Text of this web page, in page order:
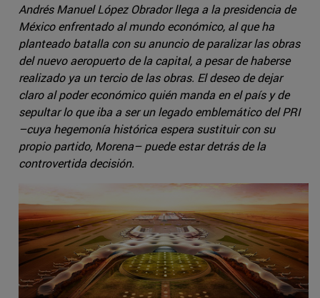
Andrés Manuel López Obrador llega a la presidencia de
México enfrentado al mundo económico, al que ha
planteado batalla con su anuncio de paralizar las obras
del nuevo aeropuerto de la capital, a pesar de haberse
realizado ya un tercio de las obras. El deseo de dejar
claro al poder económico quién manda en el país y de
sepultar lo que iba a ser un legado emblemático del PRI
–cuya hegemonía histórica espera sustituir con su
propio partido, Morena– puede estar detrás de la
controvertida decisión.